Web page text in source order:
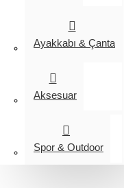
Ayakkabı & Çanta
Aksesuar
Spor & Outdoor